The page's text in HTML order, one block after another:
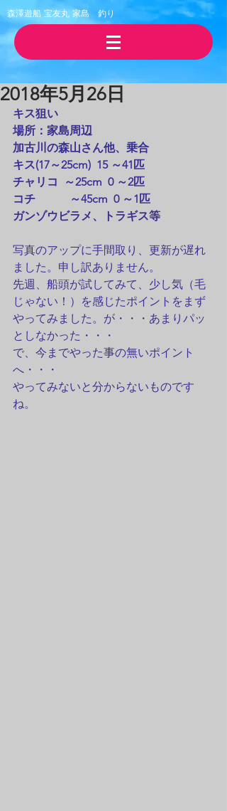
森澤遊船 宝友丸 ​家島 釣り
2018年5月26日
キス狙い
場所：家島周辺
​加古川の森山さん他、乗合
キス(17～25cm)  15 ～41匹
チャリコ  ～25cm  0 ～2匹
コチ　　　～45cm  0 ～1匹
ガンゾウビラメ、トラギス等
写真のアップに手間取り、更新が遅れ
ました。申し訳ありません。
先週、船頭が試してみて、少し気（毛
じゃない！）を感じたポイントをまず
やってみました。が・・・あまりパッ
としなかった・・・
で、今までやった事の無いポイント
へ・・・
やってみないと分からないものです
ね。